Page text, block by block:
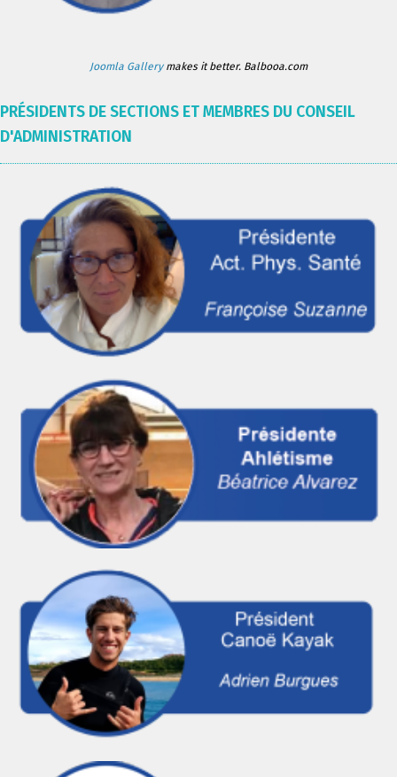
Joomla Gallerymakes it better. Balbooa.com
PRÉSIDENTS DE SECTIONS ET MEMBRES DU CONSEIL
D'ADMINISTRATION